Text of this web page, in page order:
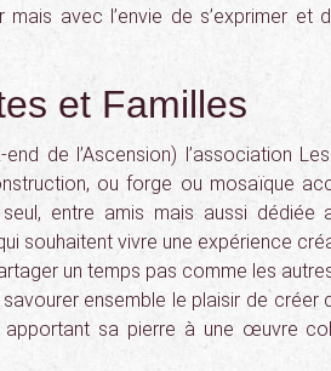
mais avec l’envie de s’exprimer et
et Familles
de l’Ascension) l’association
ou forge ou mosaïque
entre amis mais aussi dédiée
souhaitent vivre une expérience
un temps pas comme les
ensemble le plaisir de créer
sa pierre à une œuvre